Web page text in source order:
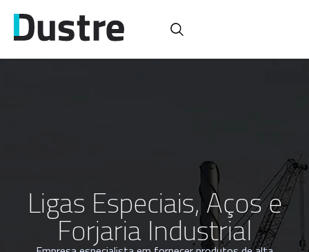
Ligas Especiais, Aços e
Forjaria Industrial